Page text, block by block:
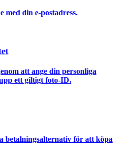
med din e-postadress.
att ange din personliga
ett giltigt foto-ID.
betalningsalternativ för att köpa